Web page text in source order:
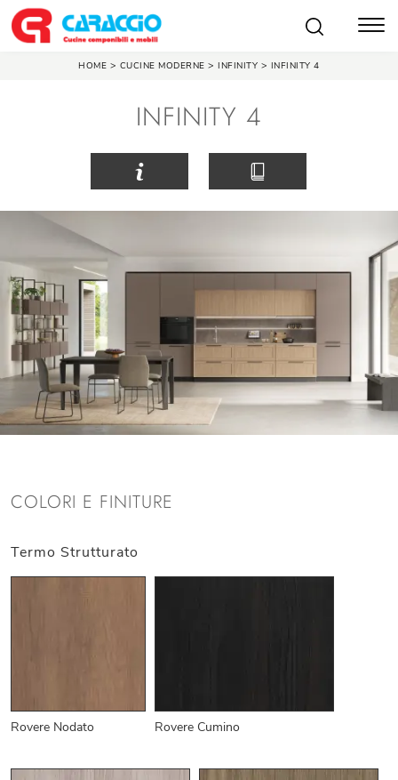
HOME > CUCINE MODERNE>INFINITY > INFINITY 4
INFINITY 4
COLORI E FINITURE
Termo Strutturato
Rovere Nodato Rovere Cumino